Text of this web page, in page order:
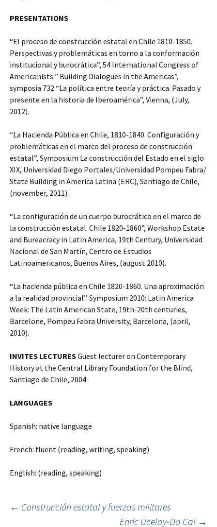
PRESENTATIONS
“El proceso de construcción estatal en Chile 1810-1850.
Perspectivas y problemáticas en torno a la conformación
institucional y burocrática”, 54 International Congress of
Americanists ” Building Dialogues in the Americas”,
symposia 732 “La política entre teoría y práctica. Pasado y
presente en la historia de Iberoamérica”, Vienna, (July,
2012).
“La Hacienda Pública en Chile, 1810-1840. Configuración y
problemáticas en el marco del proceso de construcción
estatal”, Symposium La construcción del Estado en el siglo
XIX, Universidad Diego Portales/Universidad Pompeu Fabra/
State Building in America Latina (ERC), Santiago de Chile,
(november, 2011).
“La configuración de un cuerpo burocrático en el marco de
la construcción estatal. Chile 1820-1860”, Workshop Estate
and Bureacracy in Latin America, 19th Century, Universidad
Nacional de San Martín, Centro de Estudios
Latinoamericanos, Buenos Aires, (august 2010).
“La hacienda pública en Chile 1820-1860. Una aproximación
a la realidad provincial”. Symposium 2010: Latin America
Week: The Latin American State, 19th-20th centuries,
Barcelone, Pompeu Fabra University, Barcelona, (april,
2010).
INVITES LECTURESGuest lecturer on Contemporary
History at the Central Library Foundation for the Blind,
Santiago de Chile, 2004.
LANGUAGES
Spanish: native language
French: fluent (reading, writing, speaking)
English: (reading, speaking)
← Construcción estatal y fuerzas militares
Enric Ucelay-Da Cal →